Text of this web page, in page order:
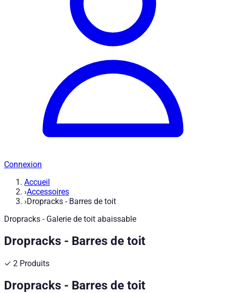
Connexion
Accueil
›Accessoires
›Dropracks - Barres de toit
Dropracks - Galerie de toit abaissable
Dropracks - Barres de toit
✓ 2 Produits
Dropracks - Barres de toit